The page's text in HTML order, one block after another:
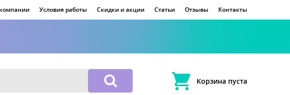
Условия работы Скидки и акции Статьи Отзывы Контакты
Корзина пуста